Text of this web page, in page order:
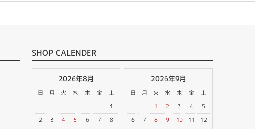
SHOP CALENDER
2026年8月
日 月 火 水 木 金
土
1
2
3 4 5 6 7
8
2026年9月
日 月 火 水 木 金
土
1
2 3 4
5
6
7 8 9 10 11
12